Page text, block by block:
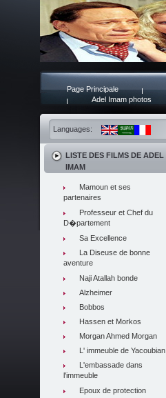
Page Principale
Adel Imam photos
Languages:
LISTE DES FILMS DE ADEL
IMAM
Mamoun et ses
partenaires
Professeur et Chef du
D�partement
Sa Excellence
La Diseuse de bonne
aventure
Naji Atallah bonde
Alzheimer
Bobbos
Hassen et Morkos
Morgan Ahmed Morgan
L' immeuble de Yacoubian
L'embassade dans
l'immeuble
Epoux de protection